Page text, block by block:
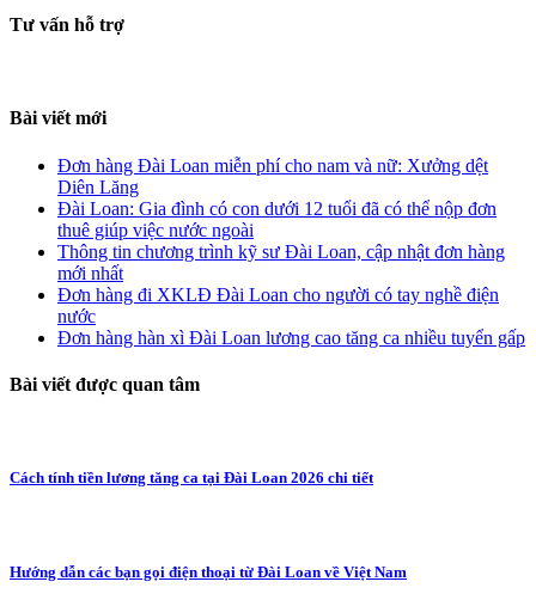
Tư vấn hỗ trợ
Bài viết mới
Đơn hàng Đài Loan miễn phí cho nam và nữ: Xưởng dệt
Diên Lăng
Đài Loan: Gia đình có con dưới 12 tuổi đã có thể nộp đơn
thuê giúp việc nước ngoài
Thông tin chương trình kỹ sư Đài Loan, cập nhật đơn hàng
mới nhất
Đơn hàng đi XKLĐ Đài Loan cho người có tay nghề điện
nước
Đơn hàng hàn xì Đài Loan lương cao tăng ca nhiều tuyển gấp
Bài viết được quan tâm
Cách tính tiền lương tăng ca tại Đài Loan 2026 chi tiết
Hướng dẫn các bạn gọi điện thoại từ Đài Loan về Việt Nam